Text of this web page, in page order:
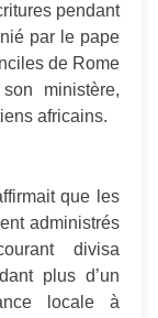
pendant
par le pape
de Rome
ministère,
africains.
que les
administrés
divisa
plus d’un
locale à